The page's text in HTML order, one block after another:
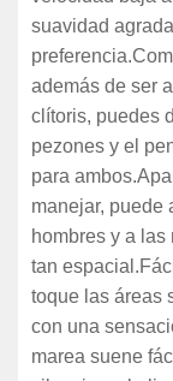
suavidad
además de ser
clítoris, puedes
pezones y el
para
manejar, puede
hombres y a las
tan
toque las áreas
con una
marea suene